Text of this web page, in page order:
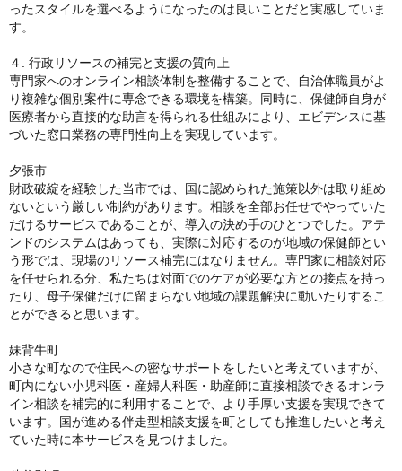
ったスタイルを選べるようになったのは良いことだと実感していま
す。
４. 行政リソースの補完と支援の質向上
専門家へのオンライン相談体制を整備することで、自治体職員がよ
り複雑な個別案件に専念できる環境を構築。同時に、保健師自身が
医療者から直接的な助言を得られる仕組みにより、エビデンスに基
づいた窓口業務の専門性向上を実現しています。
夕張市
財政破綻を経験した当市では、国に認められた施策以外は取り組め
ないという厳しい制約があります。相談を全部お任せでやっていた
だけるサービスであることが、導入の決め手のひとつでした。アテ
ンドのシステムはあっても、実際に対応するのが地域の保健師とい
う形では、現場のリソース補完にはなりません。専門家に相談対応
を任せられる分、私たちは対面でのケアが必要な方との接点を持っ
たり、母子保健だけに留まらない地域の課題解決に動いたりするこ
とができると思います。
妹背牛町
小さな町なので住民への密なサポートをしたいと考えていますが、
町内にない小児科医・産婦人科医・助産師に直接相談できるオンラ
イン相談を補完的に利用することで、より手厚い支援を実現できて
います。国が進める伴走型相談支援を町としても推進したいと考え
ていた時に本サービスを見つけました。